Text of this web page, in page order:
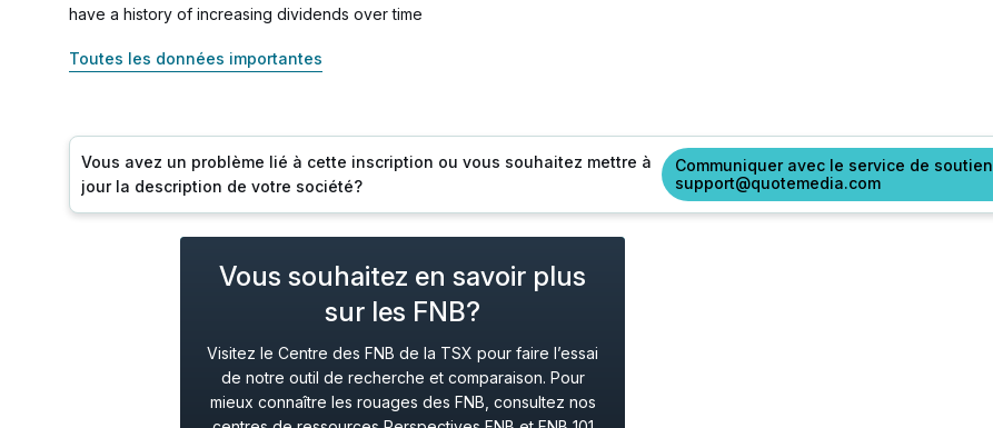
have a history of increasing dividends over time
Toutes les données importantes
Vous avez un problème lié à cette inscription ou vous souhaitez mettre à
jour la description de votre société?
Communiquer avec le service de soutien
support@quotemedia.com
Vous souhaitez en savoir plus
sur les FNB?
Visitez le Centre des FNB de la TSX pour faire l’essai
de notre outil de recherche et comparaison. Pour
mieux connaître les rouages des FNB, consultez nos